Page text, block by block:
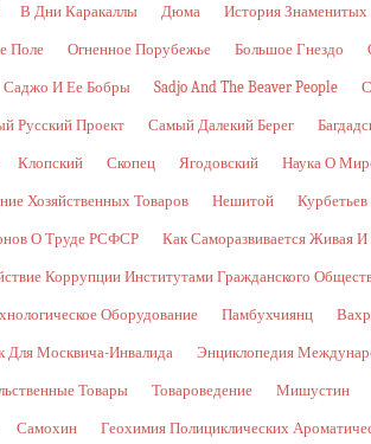
В Дни Каракаллы Дюма История Знаменитых
Поле Огненное Порубежье Большое Гнездо
Саджо И Ее Бобры Sadjo And The Beaver People
Русский Проект Самый Далекий Берег
Клопский Скопец Ягодовский Наука О
Хозяйственных Товаров Нешитой Курбетьев
О Труде РСФСР Как Саморазвивается Живая
Коррупции Институтами Гражданского
Оборудование Памбухчиянц
Для Москвича-Инвалида Энциклопедия
Товары Товароведение Мишустин
Самохин Геохимия Полициклических